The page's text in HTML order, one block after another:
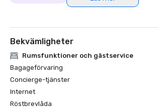
Bekvämligheter
Rumsfunktioner och gästservice
Bagageförvaring
Concierge-tjänster
Internet
Röstbrevlåda